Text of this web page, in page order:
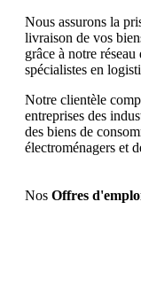
​Nous assurons la
livraison de vos
grâce à notre
spécialistes en
Notre clientèle
entreprises des
des biens de
électroménagers et
Nos Offres